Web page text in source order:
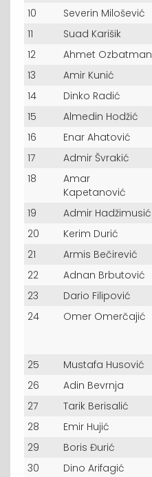
10
Severin Milošević
11
Suad Karišik
12
Ahmet Ozbatman
13
Amir Kunić
14
Dinko Radić
15
Almedin Hodžić
16
Enar Ahatović
17
Admir Švrakić
18
Amar
Kapetanović
19 Admir Hadžimusić
20
Kerim Durić
21
Armis Bečirević
22
Adnan Brbutović
23
Dario Filipović
24
Omer Omerčajić
25 Mustafa Husović
26
Adin Bevrnja
27
Tarik Berisalić
28
Emir Hujić
29
Boris Đurić
30
Dino Arifagić